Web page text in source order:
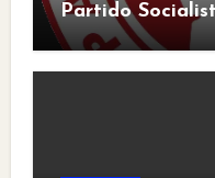
Partido